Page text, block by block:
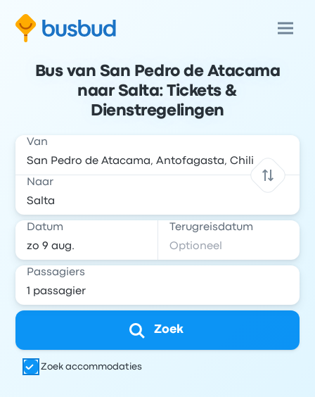
Bus van San Pedro de Atacama
naar Salta: Tickets &
Dienstregelingen
Van
Naar
Datum Terugreisdatum
Passagiers
Zoek
Zoek accommodaties